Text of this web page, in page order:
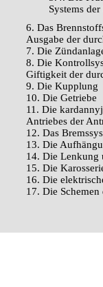
Systems
6. Das
Ausgabe der
7. Die
8. Die
Giftigkeit der
9. Die Kupplung
10. Die Getriebe
11. Die
Antriebes der
12. Das
13. Die
14. Die Lenkung
15. Die
16. Die
17. Die